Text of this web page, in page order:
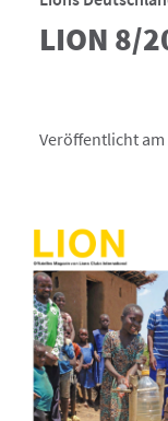
LION 8/
Veröffentlicht am